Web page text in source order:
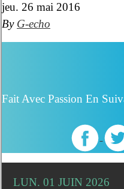
jeu. 26 mai 2016
By G-echo
Fait Avec Passion En
LUN. 01 JUIN 2026